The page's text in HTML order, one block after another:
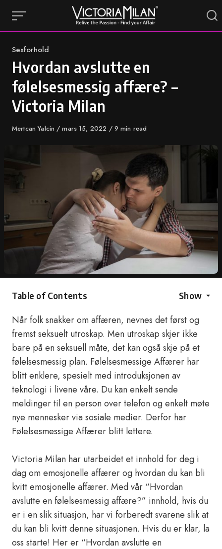
content
Category
Sexforhold
Hvordan avslutte en
følelsesmessig affære? –
Victoria Milan
Author
Mertcan Yalcin
Published
mars 15, 2022 9 min read
Table of Contents Show
Når folk snakker om affæren, nevnes det først og
fremst seksuelt utroskap. Men utroskap skjer ikke
bare på en seksuell måte, det kan også skje på et
følelsesmessig plan. Følelsesmessige Affærer har
blitt enklere, spesielt med introduksjonen av
teknologi i livene våre. Du kan enkelt sende
meldinger til en person over telefon og enkelt møte
nye mennesker via sosiale medier. Derfor har
Følelsesmessige Affærer blitt lettere.
Victoria Milan har utarbeidet et innhold for deg i
dag om emosjonelle affærer og hvordan du kan bli
kvitt emosjonelle affærer. Med vår “Hvordan
avslutte en følelsesmessig affære?” innhold, hvis du
er i en slik situasjon, har vi forberedt svarene slik at
du kan bli kvitt denne situasjonen. Hvis du er klar, la
oss starte! Her er “Hvordan avslutte en